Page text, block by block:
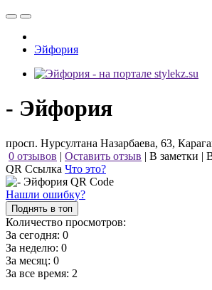
Эйфория
- Эйфория
просп. Нурсултана Назарбаева, 63,
0 отзывов | Оставить отзыв | В заметки |
QR Ссылка Что это?
Нашли ошибку?
Поднять в топ
Количество просмотров:
За сегодня: 0
За неделю: 0
За месяц: 0
За все время: 2